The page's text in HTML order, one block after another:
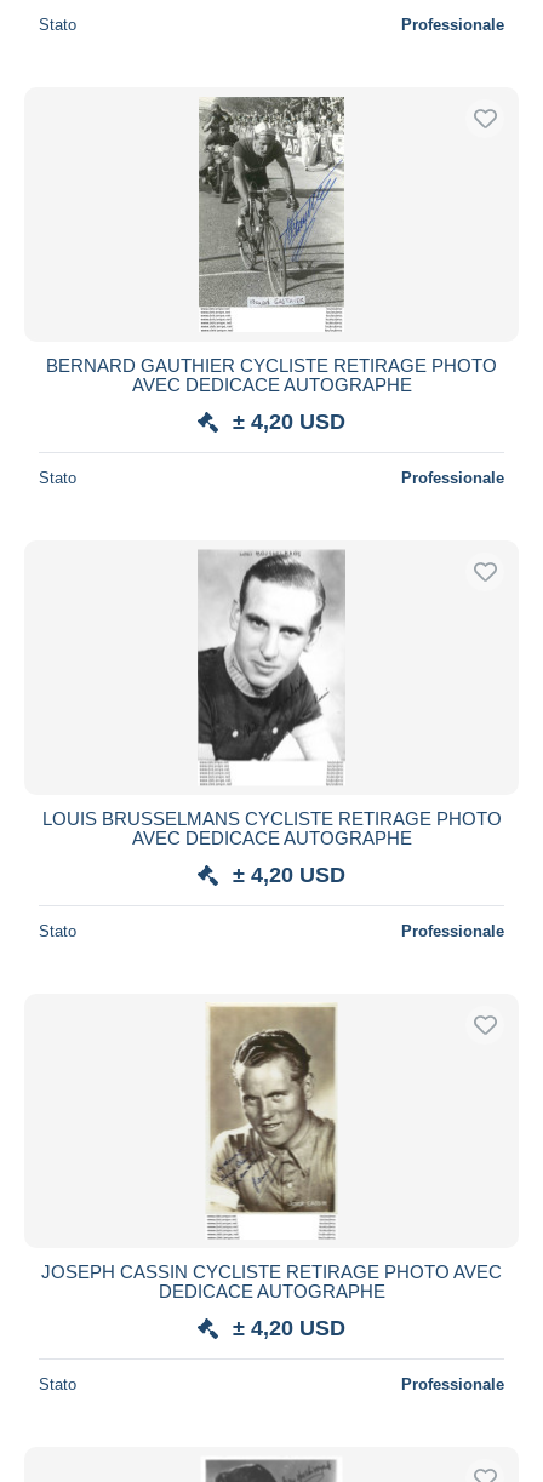
Stato Professionale
BERNARD GAUTHIER CYCLISTE RETIRAGE PHOTO
AVEC DEDICACE AUTOGRAPHE
± 4,20 USD
Stato Professionale
LOUIS BRUSSELMANS CYCLISTE RETIRAGE PHOTO
AVEC DEDICACE AUTOGRAPHE
± 4,20 USD
Stato Professionale
JOSEPH CASSIN CYCLISTE RETIRAGE PHOTO AVEC
DEDICACE AUTOGRAPHE
± 4,20 USD
Stato Professionale